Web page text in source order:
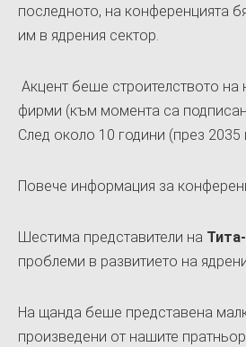
последното, на конференцията
им в ядрения сектор.
Акцент беше строителството
фирми (към момента са
След около 10 години (през 2035
Повече информация за
Шестима представители на
проблеми в развитието на
На щанда беше представена
произведени от нашите